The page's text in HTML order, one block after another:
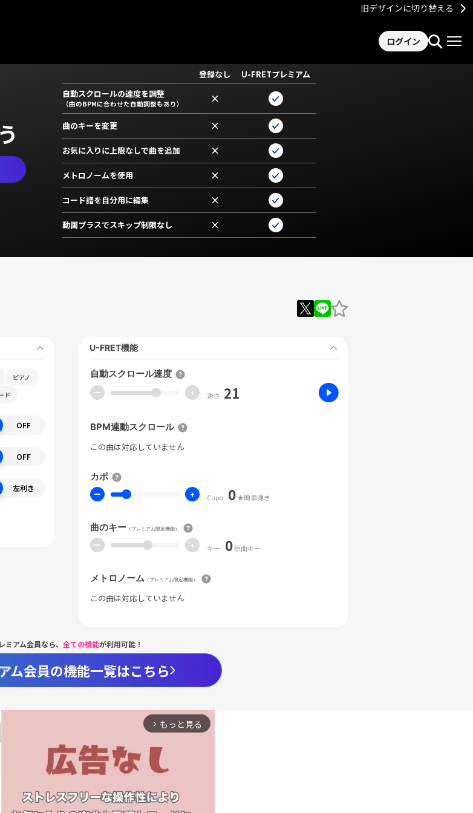
旧デザインに切り替える
ログイン
登録なし
U-FRETプレミアム
自動スクロールの速度を調整
（曲のBPMに合わせた自動調整もあり） ×
曲のキーを変更 ×
お気に入りに上限なしで曲を追加 ×
メトロノームを使用 ×
コード譜を自分用に編集 ×
動画プラスでスキップ制限なし ×
ピアノ
ド
OFF
OFF
左利き
U-FRET機能
自動スクロール速度
ー + 速さ 21
BPM連動スクロール
この曲は対応していません
カポ
ー + Capo 0★簡単弾き
曲のキー （プレミアム限定機能）
ー + キー 0原曲キー
メトロノーム （プレミアム限定機能）
この曲は対応していません
ミアム会員なら、 全ての機能が利用可能！
ム会員の機能一覧はこちら
arrow_forward_ios もっと見る